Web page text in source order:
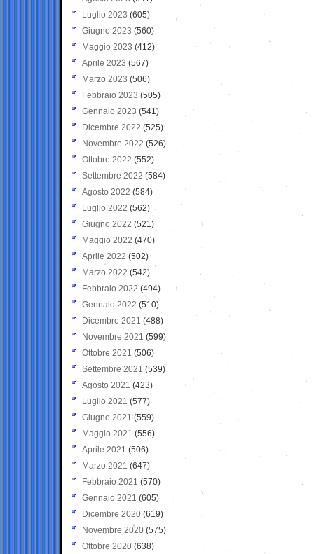
Luglio 2023 (605)
Giugno 2023 (560)
Maggio 2023 (412)
Aprile 2023 (567)
Marzo 2023 (506)
Febbraio 2023 (505)
Gennaio 2023 (541)
Dicembre 2022 (525)
Novembre 2022 (526)
Ottobre 2022 (552)
Settembre 2022 (584)
Agosto 2022 (584)
Luglio 2022 (562)
Giugno 2022 (521)
Maggio 2022 (470)
Aprile 2022 (502)
Marzo 2022 (542)
Febbraio 2022 (494)
Gennaio 2022 (510)
Dicembre 2021 (488)
Novembre 2021 (599)
Ottobre 2021 (506)
Settembre 2021 (539)
Agosto 2021 (423)
Luglio 2021 (577)
Giugno 2021(559)
Maggio 2021 (556)
Aprile 2021 (506)
Marzo 2021 (647)
Febbraio 2021 (570)
Gennaio 2021 (605)
Dicembre 2020 (619)
Novembre 2020 (575)
Ottobre 2020 (638)